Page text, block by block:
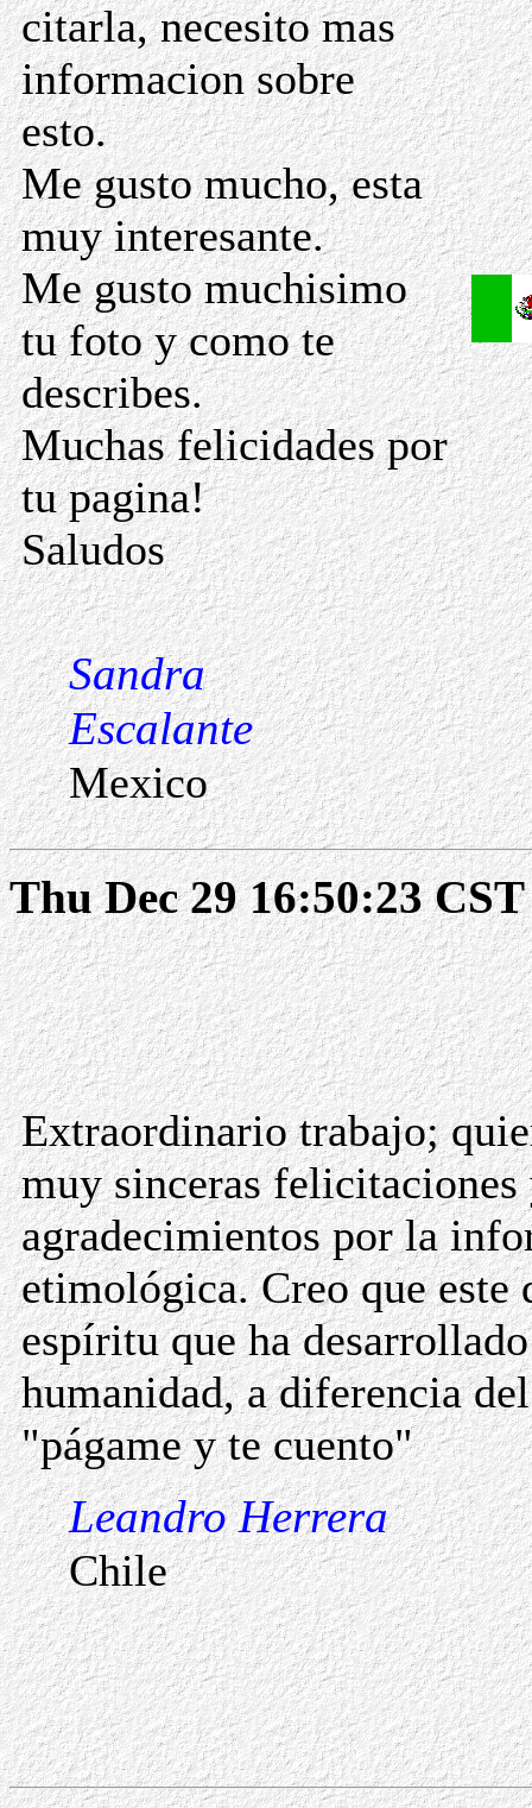
citarla, necesito mas
informacion sobre
esto.
Me gusto mucho, esta
muy interesante.
Me gusto muchisimo
tu foto y como te
describes.
Muchas felicidades por
tu pagina!
Saludos
Sandra
Escalante
Mexico
Thu Dec 29 16:50:23 CST
Extraordinario trabajo;
muy sinceras felicitaciones
agradecimientos por la
etimológica. Creo que este
espíritu que ha
humanidad, a diferencia
"págame y te cuento"
Leandro Herrera
Chile